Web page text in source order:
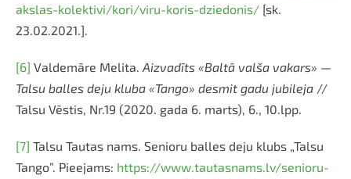
akslas-kolektivi/kori/viru-koris-dziedonis/ [sk.
23.02.2021.].
[6] Valdemāre Melita. Aizvadīts «Baltā valša vakars» —
Talsu balles deju kluba «Tango» desmit gadu jubileja //
Talsu Vēstis, Nr.19 (2020. gada 6. marts), 6., 10.lpp.
[7] Talsu Tautas nams. Senioru balles deju klubs „Talsu
Tango”. Pieejams: https://www.tautasnams.lv/senioru-